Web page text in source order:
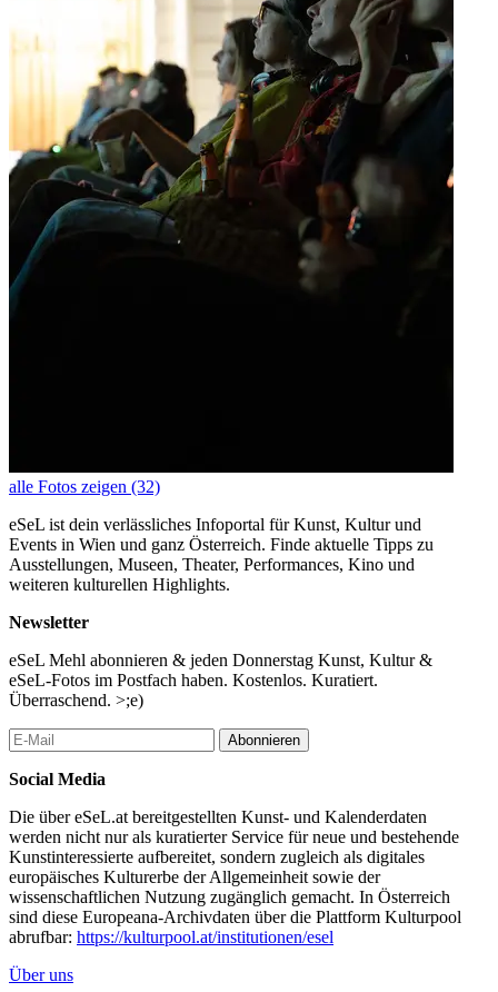
alle Fotos zeigen (32)
eSeL ist dein verlässliches Infoportal für Kunst, Kultur und
Events in Wien und ganz Österreich. Finde aktuelle Tipps zu
Ausstellungen, Museen, Theater, Performances, Kino und
weiteren kulturellen Highlights.
Newsletter
eSeL Mehl abonnieren & jeden Donnerstag Kunst, Kultur &
eSeL-Fotos im Postfach haben. Kostenlos. Kuratiert.
Überraschend. >;e)
Abonnieren
Social Media
Die über eSeL.at bereitgestellten Kunst- und Kalenderdaten
werden nicht nur als kuratierter Service für neue und bestehende
Kunstinteressierte aufbereitet, sondern zugleich als digitales
europäisches Kulturerbe der Allgemeinheit sowie der
wissenschaftlichen Nutzung zugänglich gemacht. In Österreich
sind diese Europeana-Archivdaten über die Plattform Kulturpool
abrufbar: https://kulturpool.at/institutionen/esel
Über uns